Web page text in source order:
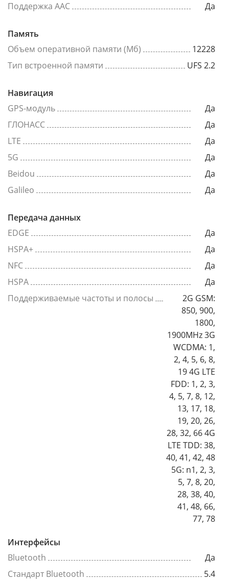
Поддержка AAC
Да
Память
Объем оперативной памяти (Мб)
12228
Тип встроенной памяти
UFS 2.2
Навигация
GPS-модуль
Да
ГЛОНАСС
Да
LTE
Да
5G
Да
Beidou
Да
Galileo
Да
Передача данных
EDGE
Да
HSPA+
Да
NFC
Да
HSPA
Да
Поддерживаемые частоты и полосы
2G GSM:
850, 900,
1800,
1900MHz 3G
WCDMA: 1,
2, 4, 5, 6, 8,
19 4G LTE
FDD: 1, 2, 3,
4, 5, 7, 8, 12,
13, 17, 18,
19, 20, 26,
28, 32, 66 4G
LTE TDD: 38,
40, 41, 42, 48
5G: n1, 2, 3,
5, 7, 8, 20,
28, 38, 40,
41, 48, 66,
77, 78
Интерфейсы
Bluetooth
Да
Стандарт Bluetooth
5.4